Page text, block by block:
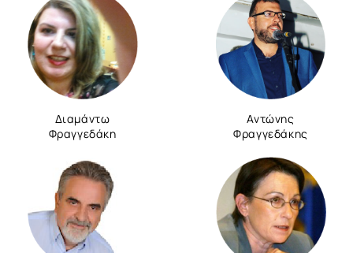
Διαμάντω
Φραγγεδάκη
Αντώνης
Φραγγεδάκης